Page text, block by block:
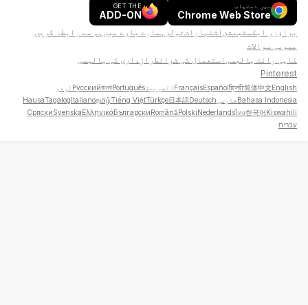
میں دستیاب
Chrome Web Store
GET THE
ADD-ON
براؤزر ایکسٹینشن اشتہاراتٹولز ہمارے بارے میں ہم سے رابطہ کریں
عمومی سوالات
کاپی رائٹ پالیسی استعمال کی شرائط رازداری کی پالیسی
Pinterest
English
简体中文
हिन्दी
Español
Français العربيةPortuguês
বাংলা
Русский اردو
Bahasa Indonesia فارسی Deutsch
日本語
Türkçe
Tiếng Việt
தமிழ்
Italiano
Tagalog
Hausa
Kiswahili
한국어
ไทย
Nederlands
Polski
Română
Български
Ελληνικά
Svenska
Српски
עברית